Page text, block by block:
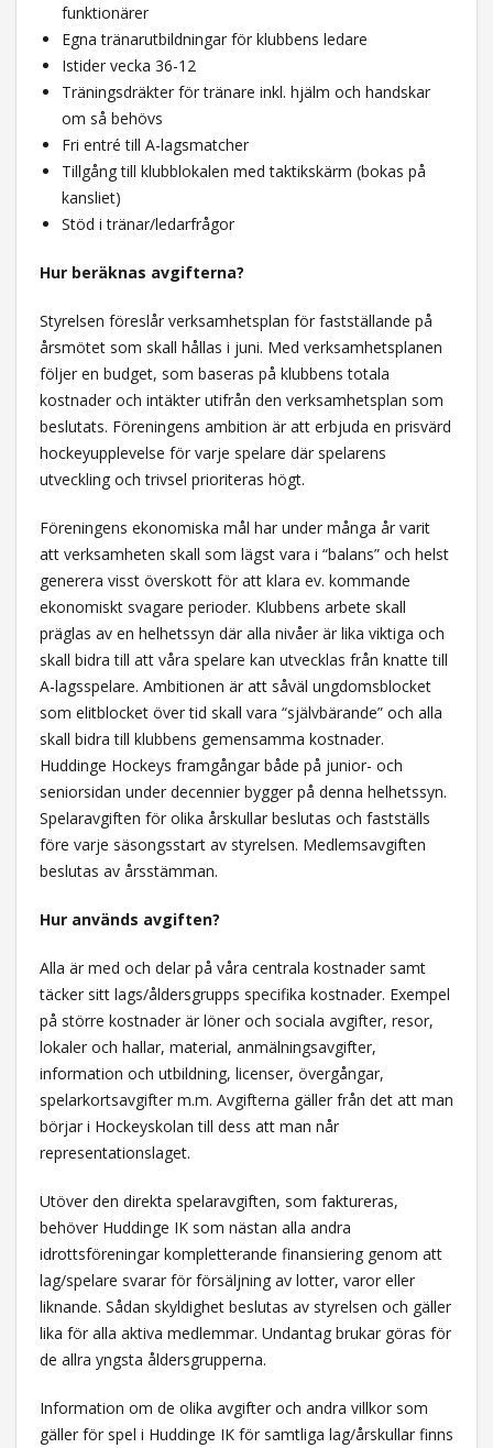
funktionärer
Egna tränarutbildningar för klubbens ledare
Istider vecka 36-12
Träningsdräkter för tränare inkl. hjälm och handskar
om så behövs
Fri entré till A-lagsmatcher
Tillgång till klubblokalen med taktikskärm (bokas på
kansliet)
Stöd i tränar/ledarfrågor
Hur beräknas avgifterna?
Styrelsen föreslår verksamhetsplan för fastställande på
årsmötet som skall hållas i juni. Med verksamhetsplanen
följer en budget, som baseras på klubbens totala
kostnader och intäkter utifrån den verksamhetsplan som
beslutats. Föreningens ambition är att erbjuda en prisvärd
hockeyupplevelse för varje spelare där spelarens
utveckling och trivsel prioriteras högt.
Föreningens ekonomiska mål har under många år varit
att verksamheten skall som lägst vara i “balans” och helst
generera visst överskott för att klara ev. kommande
ekonomiskt svagare perioder. Klubbens arbete skall
präglas av en helhetssyn där alla nivåer är lika viktiga och
skall bidra till att våra spelare kan utvecklas från knatte till
A-lagsspelare. Ambitionen är att såväl ungdomsblocket
som elitblocket över tid skall vara “självbärande” och alla
skall bidra till klubbens gemensamma kostnader.
Huddinge Hockeys framgångar både på junior- och
seniorsidan under decennier bygger på denna helhetssyn.
Spelaravgiften för olika årskullar beslutas och fastställs
före varje säsongsstart av styrelsen. Medlemsavgiften
beslutas av årsstämman.
Hur används avgiften?
Alla är med och delar på våra centrala kostnader samt
täcker sitt lags/åldersgrupps specifika kostnader. Exempel
på större kostnader är löner och sociala avgifter, resor,
lokaler och hallar, material, anmälningsavgifter,
information och utbildning, licenser, övergångar,
spelarkortsavgifter m.m. Avgifterna gäller från det att man
börjar i Hockeyskolan till dess att man når
representationslaget.
Utöver den direkta spelaravgiften, som faktureras,
behöver Huddinge IK som nästan alla andra
idrottsföreningar kompletterande finansiering genom att
lag/spelare svarar för försäljning av lotter, varor eller
liknande. Sådan skyldighet beslutas av styrelsen och gäller
lika för alla aktiva medlemmar. Undantag brukar göras för
de allra yngsta åldersgrupperna.
Information om de olika avgifter och andra villkor som
gäller för spel i Huddinge IK för samtliga lag/årskullar finns